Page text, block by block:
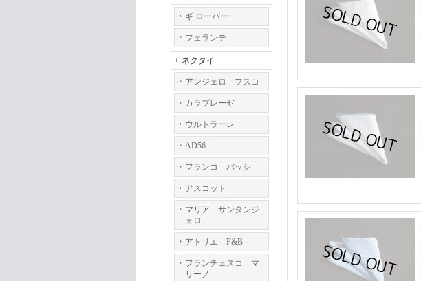
ギ ローバー
フェランテ
ネクタイ
アンジェロ フスコ
カラブレーゼ
ウルトラーレ
AD56
フランコ バッシ
アスコット
マリア サンタンジ
ェロ
アトリエ F&B
フランチェスコ マ
リーノ